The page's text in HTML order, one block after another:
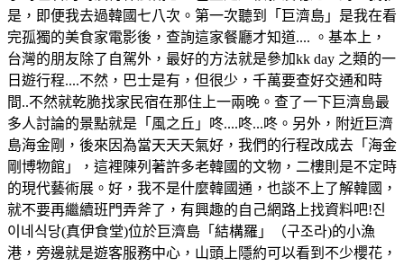
是，即便我去過韓國七八次。第一次聽到「巨濟島」是我在看
完孤獨的美食家電影後，查詢這家餐廳才知道.... 。基本上，
台灣的朋友除了自駕外，最好的方法就是參加kk day 之類的一
日遊行程....不然，巴士是有，但很少，千萬要查好交通和時
間..不然就乾脆找家民宿在那住上一兩晚。查了一下巨濟島最
多人討論的景點就是「風之丘」咚....咚...咚。另外，附近巨濟
島海金剛，後來因為當天天天氣好，我們的行程改成去「海金
剛博物館」，這裡陳列著許多老韓國的文物，二樓則是不定時
的現代藝術展。好，我不是什麼韓國通，也談不上了解韓國，
就不要再繼續班門弄斧了，有興趣的自己網路上找資料吧!진
이네식당(真伊食堂)位於巨濟島「結構羅」（구조라)的小漁
港，旁邊就是遊客服務中心，山頭上隱約可以看到不少櫻花，